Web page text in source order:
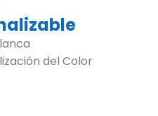
del Color